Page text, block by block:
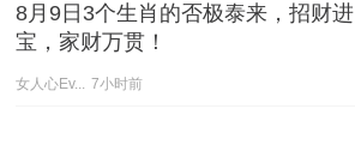
8月9日3个生肖的否极泰来，招财进
宝，家财万贯！
女人心Ev... 7小时前